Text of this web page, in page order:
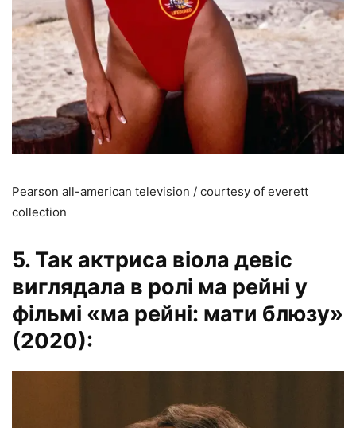
Pearson all-american television / courtesy of everett
collection
5. Так актриса віола девіс
виглядала в ролі ма рейні у
фільмі «ма рейні: мати блюзу»
(2020):